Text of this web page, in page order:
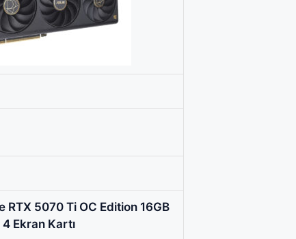
RTX 5070 Ti OC Edition 16GB
Ekran Kartı